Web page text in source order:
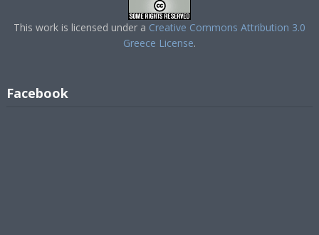
This work is licensed under a Creative Commons Attribution 3.0
Greece License.
Facebook